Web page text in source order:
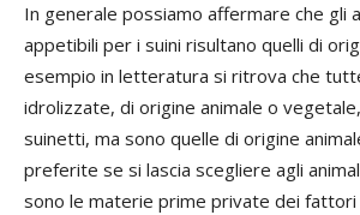
In generale possiamo affermare che gli
appetibili per i suini risultano quelli di
esempio in letteratura si ritrova che
idrolizzate, di origine animale o
suinetti, ma sono quelle di origine
preferite se si lascia scegliere agli
sono le materie prime private dei fattori